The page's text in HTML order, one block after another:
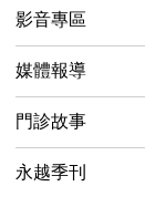
影音專區
媒體報導
門診故事
永越季刊